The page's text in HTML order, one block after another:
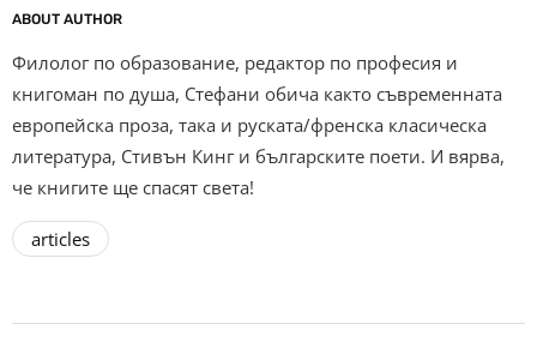
ABOUT AUTHOR
Филолог по образование, редактор по професия и
книгоман по душа, Стефани обича както съвременната
европейска проза, така и руската/френска класическа
литература, Стивън Кинг и българските поети. И вярва,
че книгите ще спасят света!
articles